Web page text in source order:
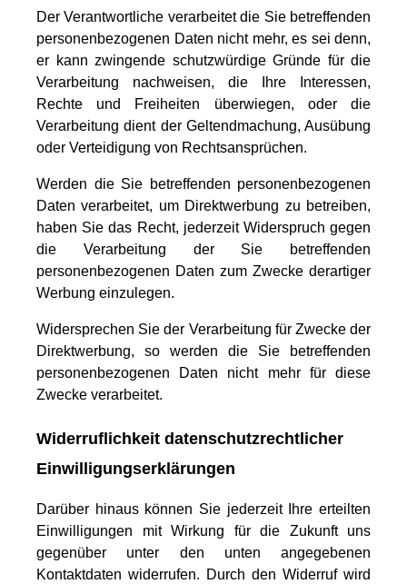
Der Verantwortliche verarbeitet die Sie betreffenden
personenbezogenen Daten nicht mehr, es sei denn,
er kann zwingende schutzwürdige Gründe für die
Verarbeitung nachweisen, die Ihre Interessen,
Rechte und Freiheiten überwiegen, oder die
Verarbeitung dient der Geltendmachung, Ausübung
oder Verteidigung von Rechtsansprüchen.
Werden die Sie betreffenden personenbezogenen
Daten verarbeitet, um Direktwerbung zu betreiben,
haben Sie das Recht, jederzeit Widerspruch gegen
die Verarbeitung der Sie betreffenden
personenbezogenen Daten zum Zwecke derartiger
Werbung einzulegen.
Widersprechen Sie der Verarbeitung für Zwecke der
Direktwerbung, so werden die Sie betreffenden
personenbezogenen Daten nicht mehr für diese
Zwecke verarbeitet.
Widerruflichkeit datenschutzrechtlicher
Einwilligungserklärungen
Darüber hinaus können Sie jederzeit Ihre erteilten
Einwilligungen mit Wirkung für die Zukunft uns
gegenüber unter den unten angegebenen
Kontaktdaten widerrufen. Durch den Widerruf wird